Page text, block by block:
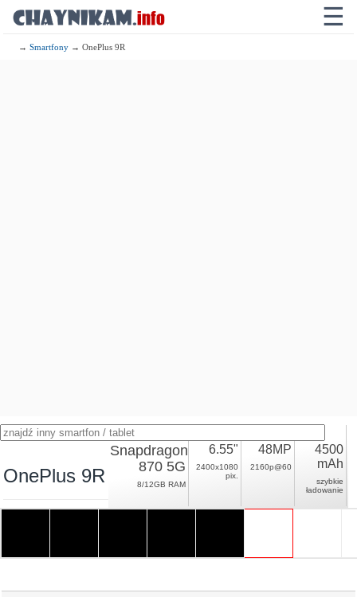
☰
→Smartfony → OnePlus 9R
OnePlus 9R
Snapdragon
870 5G
8/12GB RAM
6.55"
2400x1080
pix.
48MP
2160p@60
4500
mAh
szybkie
ładowanie